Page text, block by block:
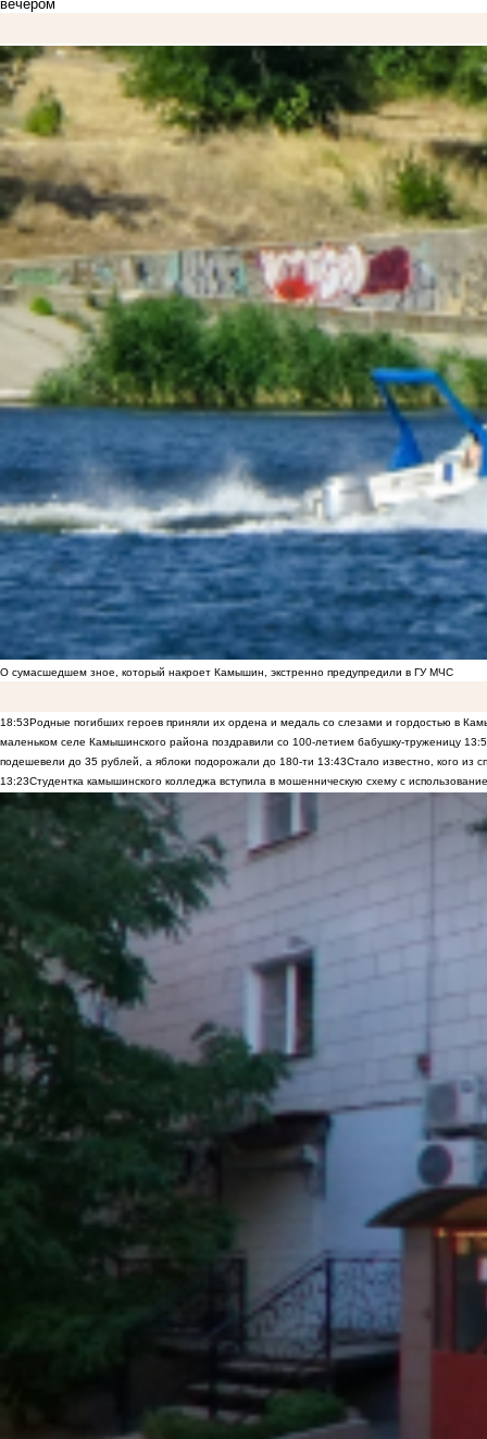
вечером
О сумасшедшем зное, который накроет Камышин, экстренно предупредили в ГУ МЧС
18:53Родные погибших героев приняли их ордена и медаль со слезами и гордостью в
маленьком селе Камышинского района поздравили со 100-летием бабушку-труженицу
подешевели до 35 рублей, а яблоки подорожали до 180-ти 13:43Стало известно, кого из
13:23Студентка камышинского колледжа вступила в мошенническую схему с